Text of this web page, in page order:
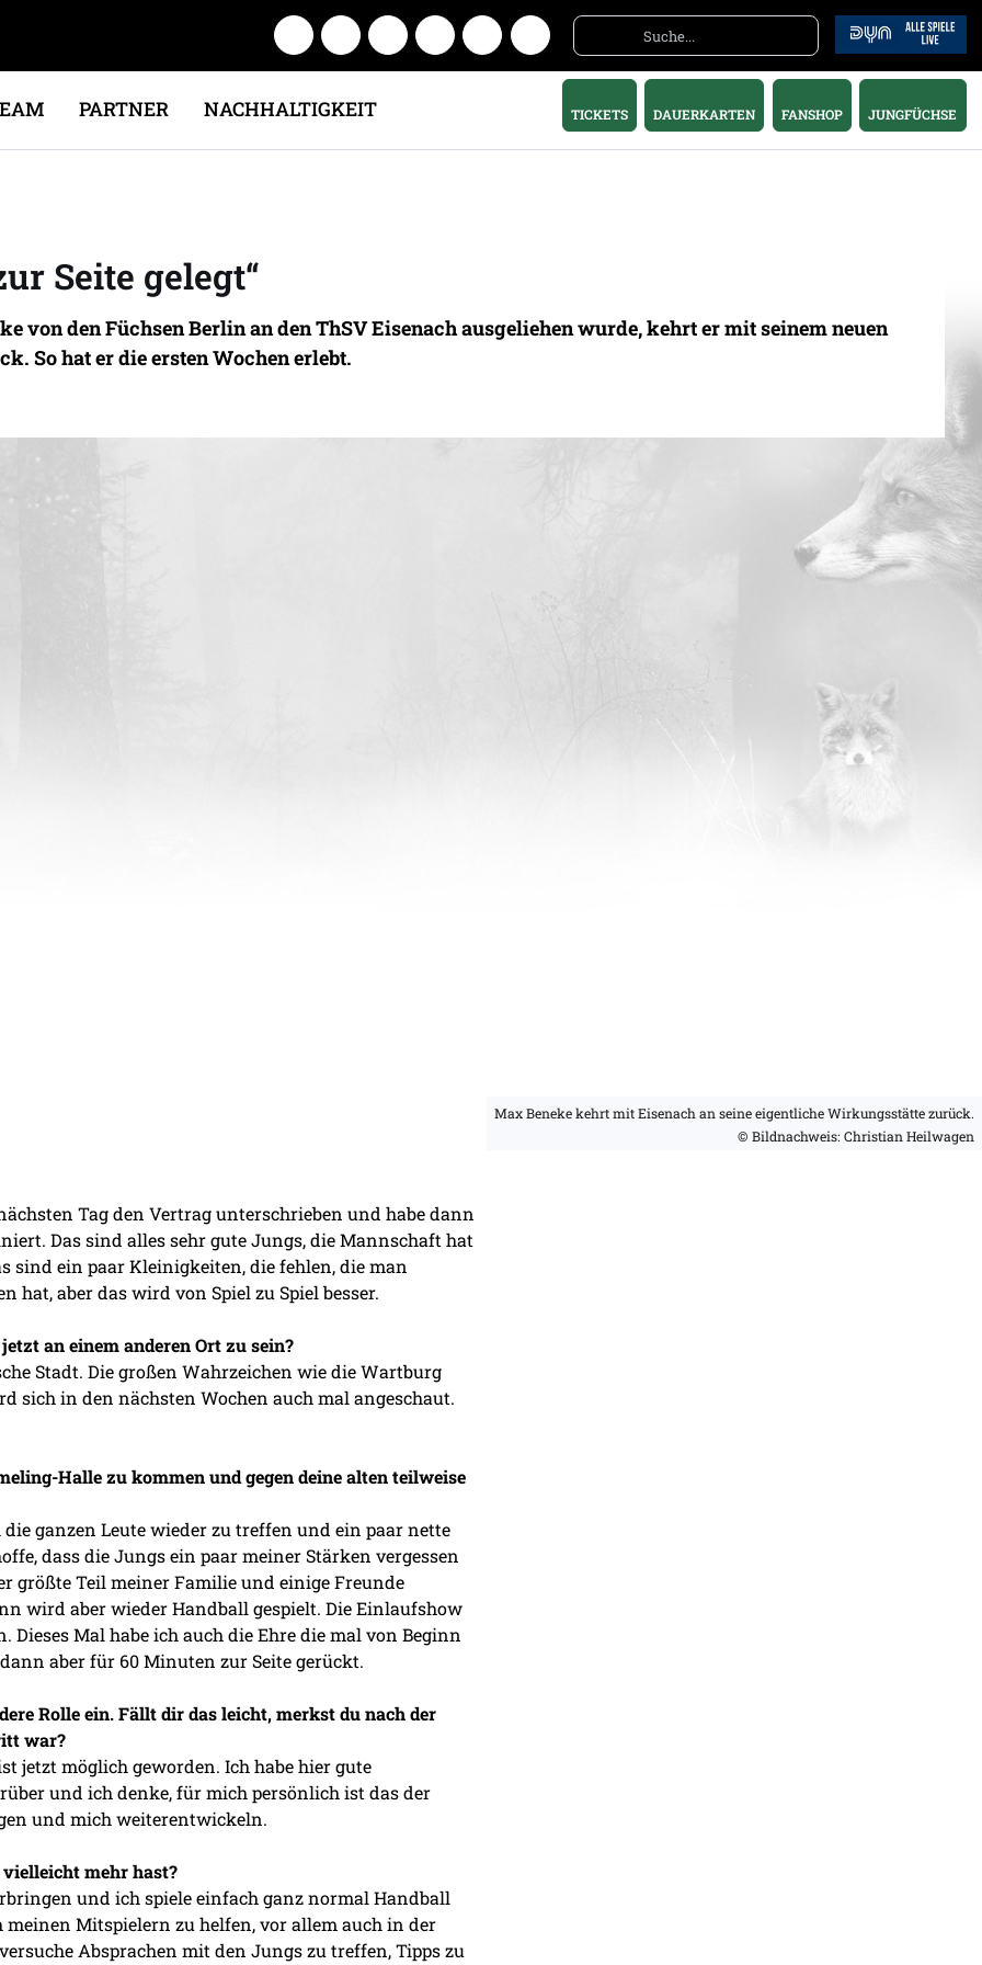
PARTNER NACHHALTIGKEIT TICKETS DAUERKARTEN FANSHOP JUNGFÜCHSE
Seite gelegt“
von den Füchsen Berlin an den ThSV Eisenach ausgeliehen wurde, kehrt er mit seinem neuen
So hat er die ersten Wochen erlebt.
Max Beneke kehrt mit Eisenach an seine eigentliche Wirkungsstätte zurück.
© Bildnachweis: Christian Heilwagen
Tag den Vertrag unterschrieben und habe dann
Das sind alles sehr gute Jungs, die Mannschaft hat
sind ein paar Kleinigkeiten, die fehlen, die man
aber das wird von Spiel zu Spiel besser.
an einem anderen Ort zu sein?
Stadt. Die großen Wahrzeichen wie die Wartburg
sich in den nächsten Wochen auch mal angeschaut.
Halle zu kommen und gegen deine alten teilweise
ganzen Leute wieder zu treffen und ein paar nette
dass die Jungs ein paar meiner Stärken vergessen
größte Teil meiner Familie und einige Freunde
wird aber wieder Handball gespielt. Die Einlaufshow
Mal habe ich auch die Ehre die mal von Beginn
aber für 60 Minuten zur Seite gerückt.
Rolle ein. Fällt dir das leicht, merkst du nach der
war?
jetzt möglich geworden. Ich habe hier gute
und ich denke, für mich persönlich ist das der
und mich weiterentwickeln.
mehr hast?
und ich spiele einfach ganz normal Handball
Mitspielern zu helfen, vor allem auch in der
Absprachen mit den Jungs zu treffen, Tipps zu